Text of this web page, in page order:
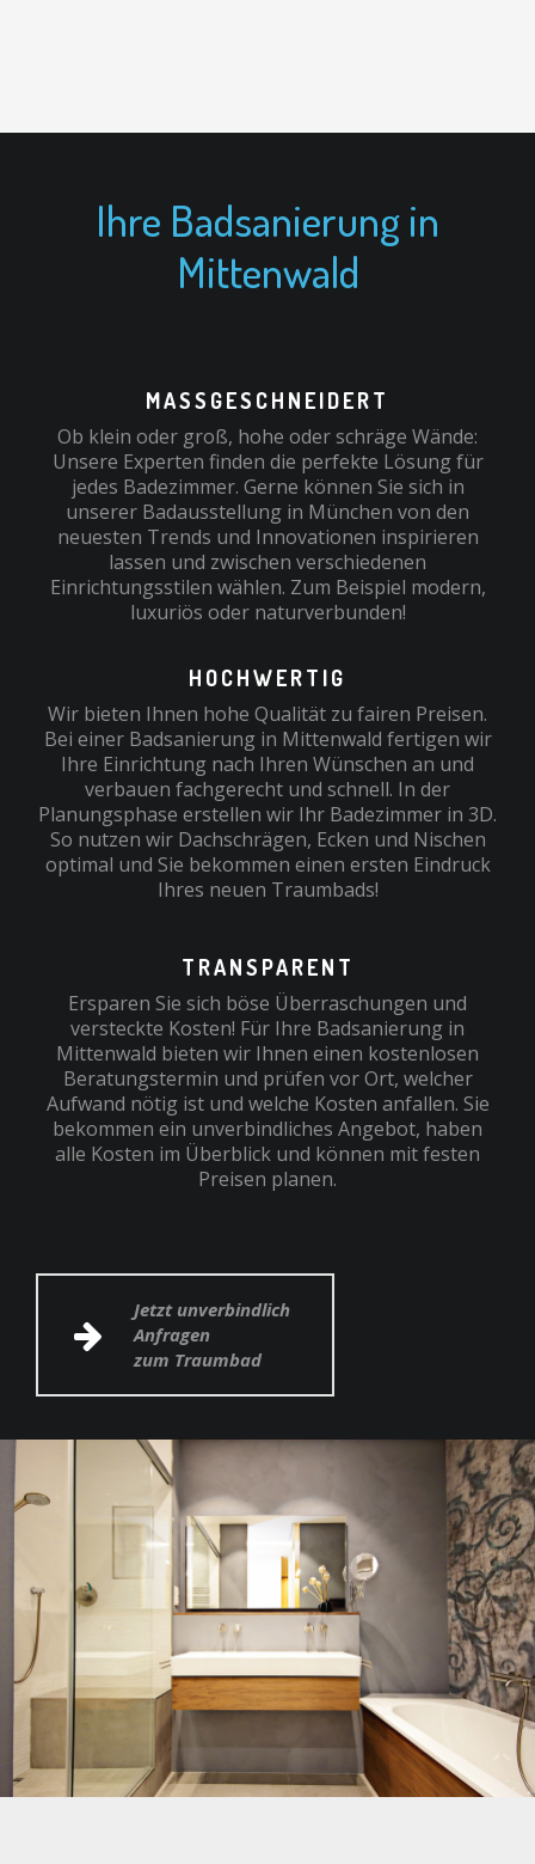
Ihre Badsanierung in
Mittenwald
MASSGESCHNEIDERT
Ob klein oder groß, hohe oder schräge Wände:
Unsere Experten finden die perfekte Lösung für
jedes Badezimmer. Gerne können Sie sich in
unserer Badausstellung in München von den
neuesten Trends und Innovationen inspirieren
lassen und zwischen verschiedenen
Einrichtungsstilen wählen. Zum Beispiel modern,
luxuriös oder naturverbunden!
HOCHWERTIG
Wir bieten Ihnen hohe Qualität zu fairen Preisen.
Bei einer Badsanierung in Mittenwald fertigen wir
Ihre Einrichtung nach Ihren Wünschen an und
verbauen fachgerecht und schnell. In der
Planungsphase erstellen wir Ihr Badezimmer in 3D.
So nutzen wir Dachschrägen, Ecken und Nischen
optimal und Sie bekommen einen ersten Eindruck
Ihres neuen Traumbads!
TRANSPARENT
Ersparen Sie sich böse Überraschungen und
versteckte Kosten! Für Ihre Badsanierung in
Mittenwald bieten wir Ihnen einen kostenlosen
Beratungstermin und prüfen vor Ort, welcher
Aufwand nötig ist und welche Kosten anfallen. Sie
bekommen ein unverbindliches Angebot, haben
alle Kosten im Überblick und können mit festen
Preisen planen.
Jetzt unverbindlich
Anfragen
zum Traumbad